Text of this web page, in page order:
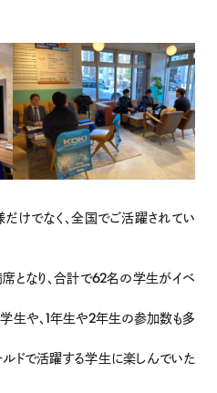
けでなく、全国でご活躍されてい
となり、合計で62名の学生がイベ
生や、1年生や2年生の参加数も多
ドで活躍する学生に楽しんでいた